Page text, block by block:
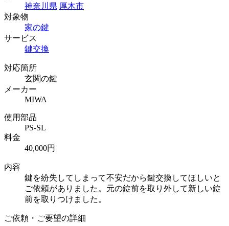
神奈川県 厚木市
対象物
家の鍵
サービス
鍵交換
対応箇所
玄関の鍵
メーカー
MIWA
使用部品
PS-SL
料金
40,000円
内容
鍵を紛失してしまって不安だから鍵交換してほしいと
ご依頼がありました。元の錠前を取り外して新しい錠
前を取りつけました。
ご依頼・ご要望の詳細